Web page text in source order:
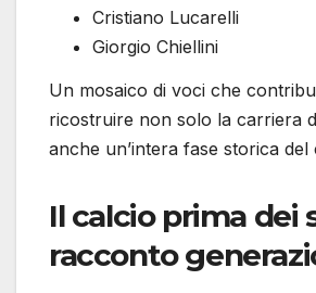
Cristiano Lucarelli
Giorgio Chiellini
Un mosaico di voci che
ricostruire non solo la carriera
anche un’intera fase storica del
Il calcio prima dei
racconto